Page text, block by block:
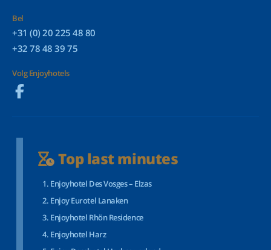
Bel
+31 (0) 20 225 48 80
+32 78 48 39 75
Volg Enjoyhotels
Top last minutes
Enjoyhotel Des Vosges – Elzas
Enjoy Eurotel Lanaken
Enjoyhotel Rhön Residence
Enjoyhotel Harz